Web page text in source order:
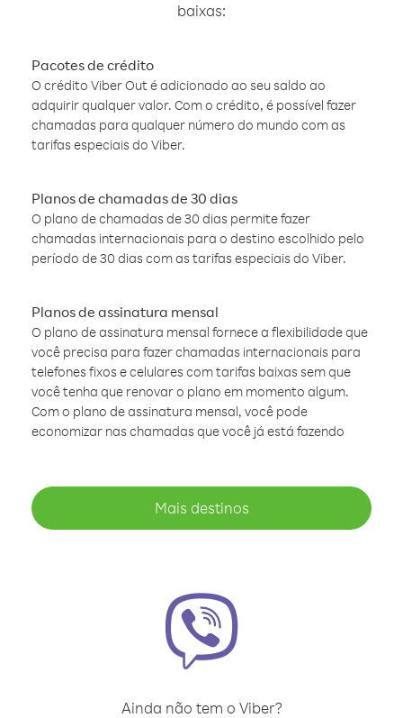
baixas:
Pacotes de crédito
O crédito Viber Out é adicionado ao seu saldo ao
adquirir qualquer valor. Com o crédito, é possível fazer
chamadas para qualquer número do mundo com as
tarifas especiais do Viber.
Planos de chamadas de 30 dias
O plano de chamadas de 30 dias permite fazer
chamadas internacionais para o destino escolhido pelo
período de 30 dias com as tarifas especiais do Viber.
Planos de assinatura mensal
O plano de assinatura mensal fornece a flexibilidade que
você precisa para fazer chamadas internacionais para
telefones fixos e celulares com tarifas baixas sem que
você tenha que renovar o plano em momento algum.
Com o plano de assinatura mensal, você pode
economizar nas chamadas que você já está fazendo
Mais destinos
Ainda não tem o Viber?